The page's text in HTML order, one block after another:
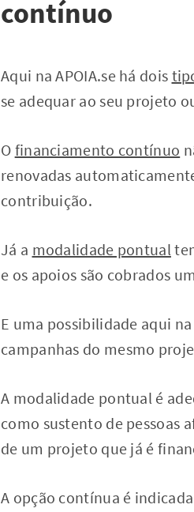
contínuo
Aqui na APOIA.se há dois
se adequar ao seu projeto
O financiamento contínuo
renovadas
contribuição.
Já a modalidade pontual
e os apoios são cobrados
E uma possibilidade aqui
campanhas do mesmo
A modalidade pontual é
como sustento de pessoas
de um projeto que já é
A opção contínua é